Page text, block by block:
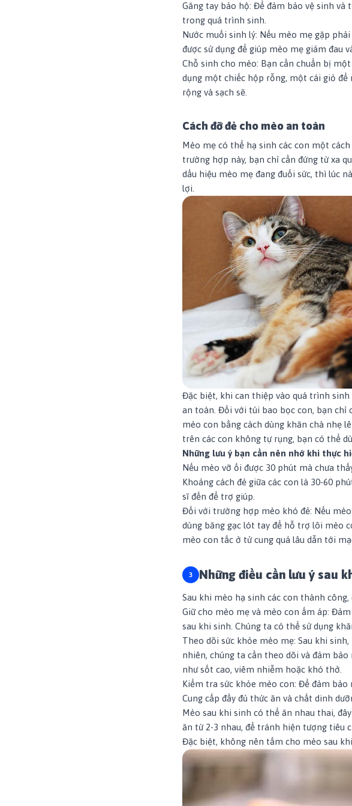
Găng tay bảo hộ: Để đảm bảo vệ sinh
trong quá trình sinh.
Nước muối sinh lý: Nếu mèo mẹ gặp
được sử dụng để giúp mèo mẹ giảm đau
Chỗ sinh cho mèo: Bạn cần chuẩn bị
dụng một chiếc hộp rỗng, một cái giỏ để
rộng và sạch sẽ.
Cách đỡ đẻ cho mèo an toàn
Mèo mẹ có thể hạ sinh các con một
trường hợp này, bạn chỉ cần đứng từ xa
dấu hiệu mèo mẹ đang đuối sức, thì lúc
lợi.
Đặc biệt, khi can thiệp vào quá trình sinh
an toàn. Đối với túi bao bọc con, bạn chỉ
mèo con bằng cách dùng khăn chà nhẹ
trên các con không tự rụng, bạn có thể
Những lưu ý bạn cần nên nhớ khi thực
Nếu mèo vỡ ối được 30 phút mà chưa
Khoảng cách đẻ giữa các con là 30-60
sĩ đến để trợ giúp.
Đối với trường hợp mèo khó đẻ: Nếu
dùng băng gạc lót tay để hỗ trợ lôi mèo
mèo con tắc ở tử cung quá lâu dẫn tới
Những điều cần lưu ý sau
Sau khi mèo hạ sinh các con thành
Giữ cho mèo mẹ và mèo con ấm áp:
sau khi sinh. Chúng ta có thể sử dụng
Theo dõi sức khỏe mèo mẹ: Sau khi
nhiên, chúng ta cần theo dõi và đảm
như sốt cao, viêm nhiễm hoặc khó thở.
Kiểm tra sức khỏe mèo con: Để đảm
Cung cấp đầy đủ thức ăn và chất dinh
Mèo sau khi sinh có thể ăn nhau thai,
ăn từ 2-3 nhau, để tránh hiện tượng tiêu
Đặc biệt, không nên tắm cho mèo sau khi